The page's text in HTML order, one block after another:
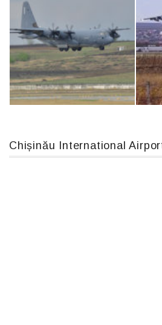
Boeing 737 MAX 8, TC-LCC
Chișinău International